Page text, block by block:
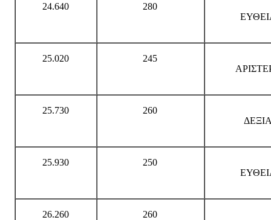
24.640
280
25.020
245
25.730
260
25.930
250
26.260
260